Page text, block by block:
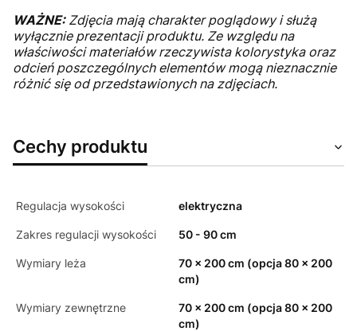
WAŻNE:Zdjęcia mają charakter poglądowy i służą
wyłącznie prezentacji produktu. Ze względu na
właściwości materiałów rzeczywista kolorystyka oraz
odcień poszczególnych elementów mogą nieznacznie
różnić się od przedstawionych na zdjęciach.
Cechy produktu
Regulacja wysokości elektryczna
Zakres regulacji wysokości 50 - 90 cm
Wymiary leża
70 x 200 cm (opcja 80 x 200
cm)
Wymiary zewnętrzne
70 x 200 cm (opcja 80 x 200
cm)